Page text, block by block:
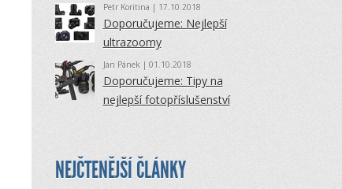
Petr Koritina | 17.10.2018
Doporučujeme: Nejlepší
ultrazoomy
Jan Pánek| 01.10.2018
Doporučujeme: Tipy na
nejlepší fotopříslušenství
NEJČTENĚJŠÍ ČLÁNKY